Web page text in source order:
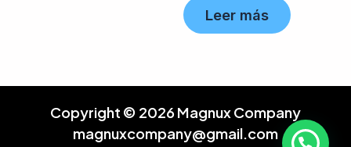
de
5
Leer más
Copyright © 2026 Magnux Company
magnuxcompany@gmail.com